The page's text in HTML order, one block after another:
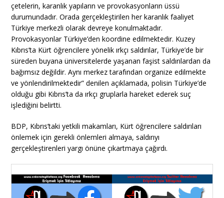
çetelerin, karanlık yapıların ve provokasyonların üssü
durumundadır. Orada gerçekleştirilen her karanlık faaliyet
Türkiye merkezli olarak devreye konulmaktadır.
Provokasyonlar Türkiye’den koordine edilmektedir. Kuzey
Kıbrıs’ta Kürt öğrencilere yönelik ırkçı saldırılar, Türkiye’de bir
süreden buyana üniversitelerde yaşanan faşist saldırılardan da
bağımsız değildir. Aynı merkez tarafından organize edilmekte
ve yönlendirilmektedir” denilen açıklamada, polisin Türkiye’de
olduğu gibi Kıbrıs’ta da ırkçı gruplarla hareket ederek suç
işlediğini belirtti.
BDP, Kıbrıs’taki yetkili makamları, Kürt öğrencilere saldırıları
önlemek için gerekli önlemleri almaya, saldırıyı
gerçekleştirenleri yargı önüne çıkartmaya çağırdı.